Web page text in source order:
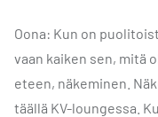
Oona: Kun on
vaan kaiken sen, mitä
eteen, näkeminen.
täällä KV-loungessa.